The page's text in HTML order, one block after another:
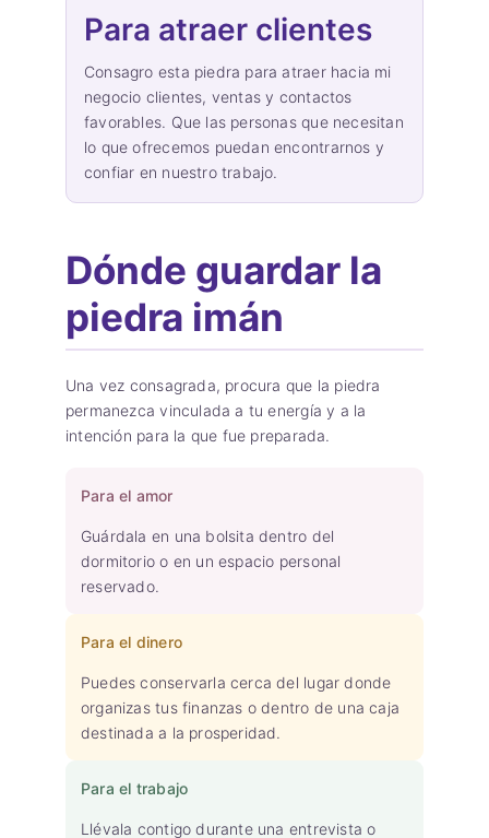
Para atraer clientes
Consagro esta piedra para atraer hacia mi
negocio clientes, ventas y contactos
favorables. Que las personas que necesitan
lo que ofrecemos puedan encontrarnos y
confiar en nuestro trabajo.
Dónde guardar la
piedra imán
Una vez consagrada, procura que la piedra
permanezca vinculada a tu energía y a la
intención para la que fue preparada.
Para el amor
Guárdala en una bolsita dentro del
dormitorio o en un espacio personal
reservado.
Para el dinero
Puedes conservarla cerca del lugar donde
organizas tus finanzas o dentro de una caja
destinada a la prosperidad.
Para el trabajo
Llévala contigo durante una entrevista o